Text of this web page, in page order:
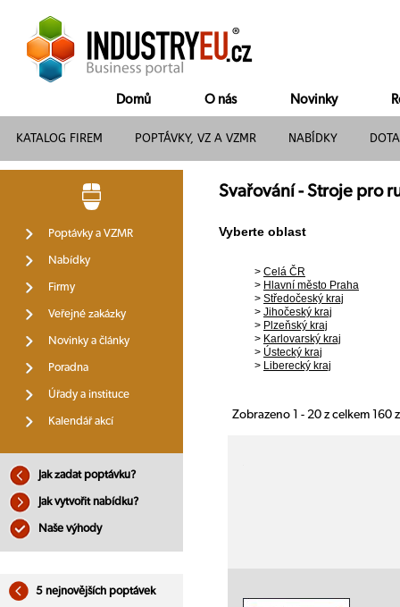
Domů O nás Novinky
KATALOG FIREM POPTÁVKY, VZ A VZMR NABÍDKY
Poptávky a VZMR
Nabídky
Firmy
Veřejné zakázky
Novinky a články
Poradna
Úřady a instituce
Kalendář akcí
Jak zadat poptávku?
Jak vytvořit nabídku?
Naše výhody
5 nejnovějších poptávek
Svařování - Stroje pro
Vyberte oblast
> Celá ČR
> Hlavní město Praha
> Středočeský kraj
> Jihočeský kraj
> Plzeňský kraj
> Karlovarský kraj
> Ústecký kraj
> Liberecký kraj
Zobrazeno 1 - 20 z celkem 160